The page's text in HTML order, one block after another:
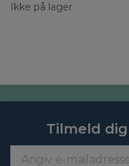
Ikke på lager
Tilmeld